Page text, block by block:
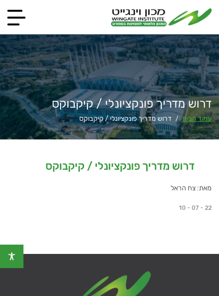
דרוש מדריך פונקציונלי / קיקבוקס
עמוד הבית / דרוש מדריך פונקציונלי / קיקבוקס
דרוש מדריך פונקציונלי / קיקבוקס
מאת: צח הראל
10 - 07 - 22